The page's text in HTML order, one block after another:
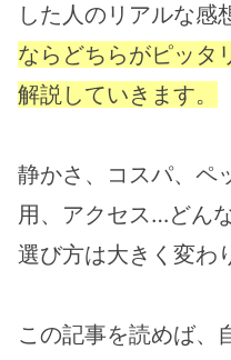
した人のリアルな感
ならどちらがピッタ
解説していきます。
静かさ、コスパ、ペ
用、アクセス…どん
選び方は大きく変わ
この記事を読めば、